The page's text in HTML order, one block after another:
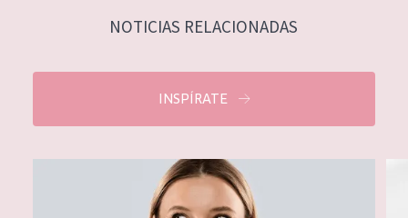
NOTICIAS RELACIONADAS
INSPÍRATE
LA MENOPAUSIA Y LA PIEL – UNA NUEVA FASE DE LA